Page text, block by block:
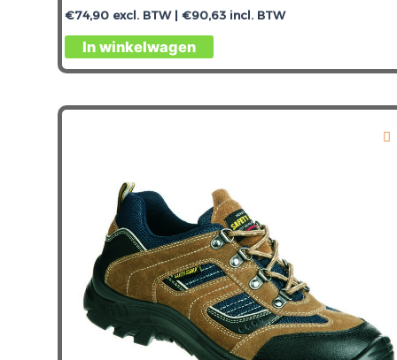
€74,90 excl. BTW | €90,63 incl. BTW
In winkelwagen